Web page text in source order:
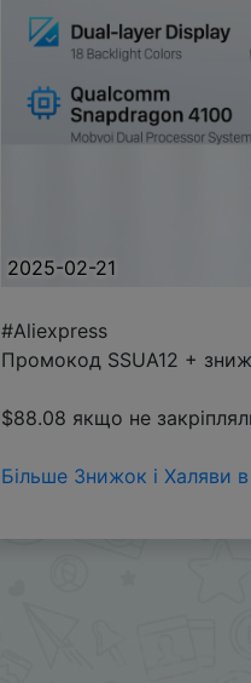
2025-02-21
#Aliexpress
Промокод SSUA12 +
$88.08 якщо не
Більше Знижок і Халяви